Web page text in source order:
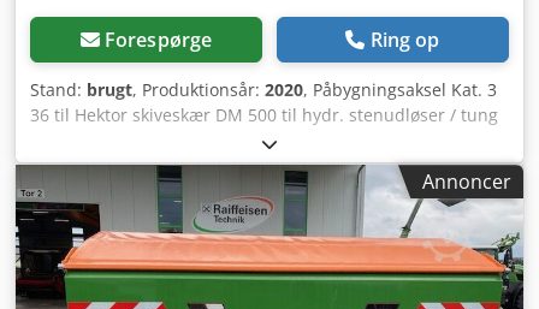
Forespørge Ring op
Stand: brugt, Produktionsår: 2020, Påbygningsaksel Kat. 3
36 til Hektor skiveskær DM 500 til hydr. stenudløser / tung
forskærer G1 justerbar, baglygter LED, frontmarkering /
tyverisikring, typegodkendelse EU 40 km/t - bugseret
fuldturneringsplov - RH 82 / udvidelsesmulighed Dsdpfx
Ahothk U Tj Rjck
Annoncer